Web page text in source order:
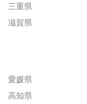
三重県
滋賀県
愛媛県
高知県